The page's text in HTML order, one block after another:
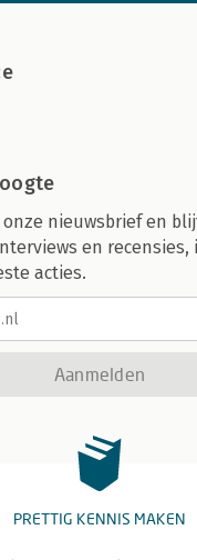
onze nieuwsbrief en
en recensies,
acties.
Aanmelden
PRETTIG KENNIS MAKEN